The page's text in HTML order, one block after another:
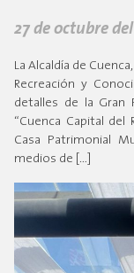
27 de octubre
La Alcaldía de
Recreación y
detalles de la Gran
“Cuenca Capital del
Casa Patrimonial
medios de […]